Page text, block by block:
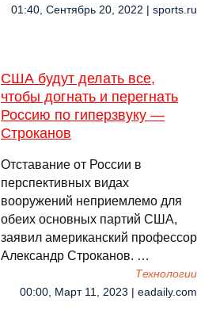
01:40, Сентябрь 20, 2022 | sports.ru
США будут делать все,
чтобы догнать и перегнать
Россию по гиперзвуку —
Строканов
Отставание от России в
перспективных видах
вооружений неприемлемо для
обеих основных партий США,
заявил американский профессор
Александр Строканов. …
Технологии
00:00, Март 11, 2023 | eadaily.com